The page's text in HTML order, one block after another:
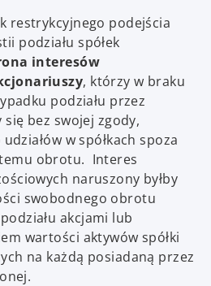
restrykcyjnego podejścia
podziału spółek
interesów
, którzy w braku
podziału przez
bez swojej zgody,
w spółkach spoza
obrotu. Interes
naruszony byłby
swobodnego obrotu
akcjami lub
wartości aktywów spółki
na każdą posiadaną przez